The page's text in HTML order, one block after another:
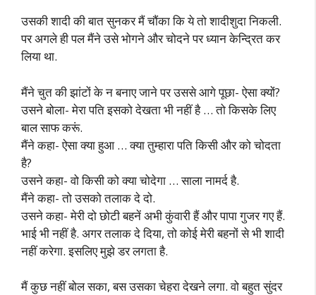
उसकी शादी की बात सुनकर मैं चौंका कि ये तो शादीशुदा निकली.
पर अगले ही पल मैंने उसे भोगने और चोदने पर ध्यान केन्द्रित कर
लिया था.
मैंने चुत की झांटों के न बनाए जाने पर उससे आगे पूछा- ऐसा क्यों?
उसने बोला- मेरा पति इसको देखता भी नहीं है … तो किसके लिए
बाल साफ करूं.
मैंने कहा- ऐसा क्या हुआ … क्या तुम्हारा पति किसी और को चोदता
है?
उसने कहा- वो किसी को क्या चोदेगा … साला नामर्द है.
मैंने कहा- तो उसको तलाक दे दो.
उसने कहा- मेरी दो छोटी बहनें अभी कुंवारी हैं और पापा गुजर गए हैं.
भाई भी नहीं है. अगर तलाक दे दिया, तो कोई मेरी बहनों से भी शादी
नहीं करेगा. इसलिए मुझे डर लगता है.
मैं कुछ नहीं बोल सका, बस उसका चेहरा देखने लगा. वो बहुत सुंदर